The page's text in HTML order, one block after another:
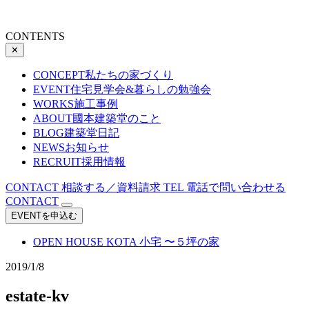
CONTENTS
✕
CONCEPT私たちの家づくり
EVENT住宅見学会&暮らしの勉強会
WORKS施工事例
ABOUT國本建築堂のこと
BLOG建築堂日記
NEWSお知らせ
RECRUIT採用情報
CONTACT 相談する／資料請求 TEL 電話で問い合わせる
CONTACT
EVENTを申込む
OPEN HOUSE KOTA 小宅 〜５坪の家
2019/1/8
estate-kv